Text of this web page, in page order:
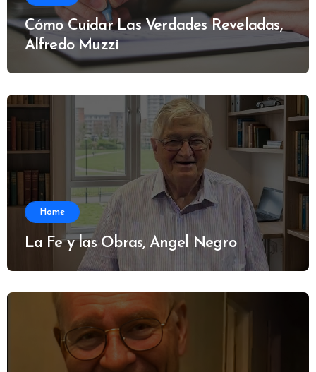
Cómo Cuidar Las Verdades Reveladas,
Alfredo Muzzi
Home
La Fe y las Obras, Ángel Negro